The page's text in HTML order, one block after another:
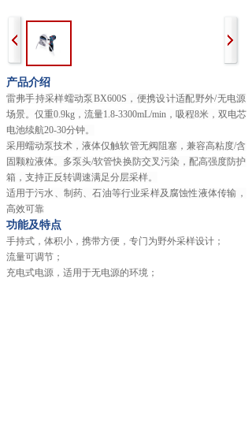
产品介绍
雷弗手持采样蠕动泵BX600S，便携设计适配野外/无电源
场景。仅重0.9kg，流量1.8-3300mL/min，吸程8米，双电芯
电池续航20-30分钟。
采用蠕动泵技术，液体仅触软管无阀阻塞，兼容高粘度/含
固颗粒液体。多泵头/软管快换防交叉污染，配高强度防护
箱，支持正反转调速满足分层采样。
适用于污水、制药、石油等行业采样及腐蚀性液体传输，
高效可靠
功能及特点
手持式，体积小，携带方便，专门为野外采样设计；
流量可调节；
充电式电源，适用于无电源的环境；